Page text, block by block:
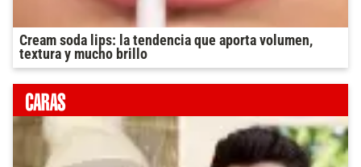
Cream soda lips: la tendencia que aporta volumen,
textura y mucho brillo